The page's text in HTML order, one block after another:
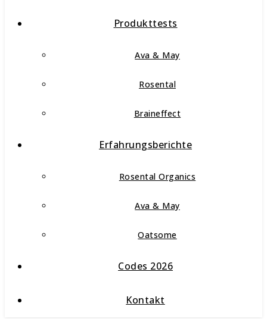
Produkttests
Ava & May
Rosental
Braineffect
Erfahrungsberichte
Rosental Organics
Ava & May
Oatsome
Codes 2026
Kontakt